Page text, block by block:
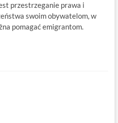
przestrzeganie prawa i
swoim obywatelom, w
pomagać emigrantom.